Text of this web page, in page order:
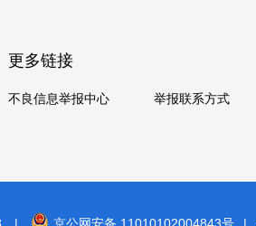
更多链接
不良信息举报中心 举报联系方式